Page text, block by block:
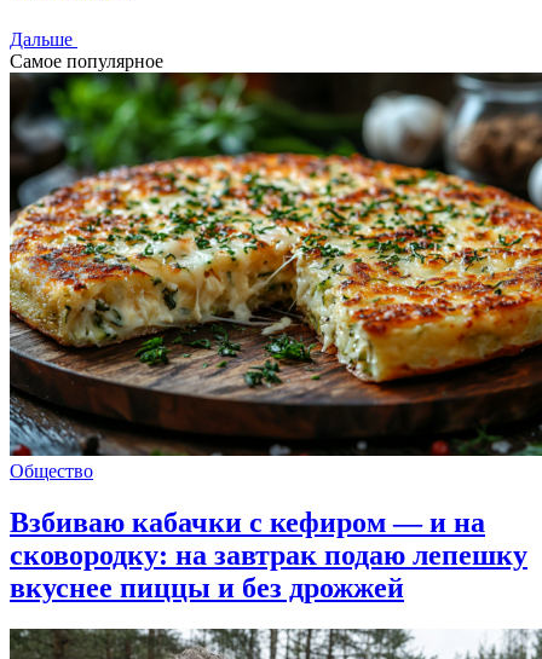
Дальше
Самое популярное
Общество
Взбиваю кабачки с кефиром — и на
сковородку: на завтрак подаю лепешку
вкуснее пиццы и без дрожжей